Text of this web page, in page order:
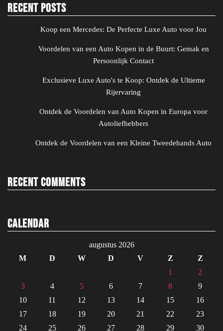
Recent Posts
Koop een Mercedes: De Perfecte Luxe Auto voor Jou
Voordelen van een Auto Kopen in de Buurt: Gemak en
Persoonlijk Contact
Exclusieve Luxe Auto's te Koop: Ontdek de Ultieme
Rijervaring
Ontdek de Voordelen van Auto Kopen in Europa voor
Autoliefhebbers
Ontdek de Voordelen van een Kleine Tweedehands Auto
Recent Comments
Calendar
augustus 2026
M
D W D V Z
Z
1
2
3
4 5 6 7 8
9
10
11 12 13 14 15
16
17
18 19 20 21 22
23
24
25 26 27 28 29 30